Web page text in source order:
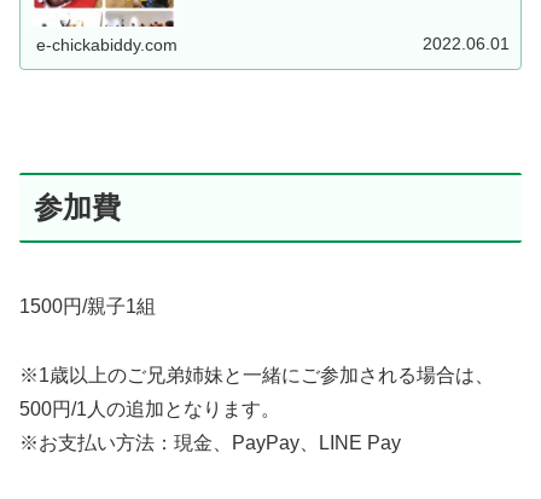
e-chickabiddy.com 2022.06.01
参加費
1500円/親子1組
※1歳以上のご兄弟姉妹と一緒にご参加される場合は、
500円/1人の追加となります。
※お支払い方法：現金、PayPay、LINE Pay